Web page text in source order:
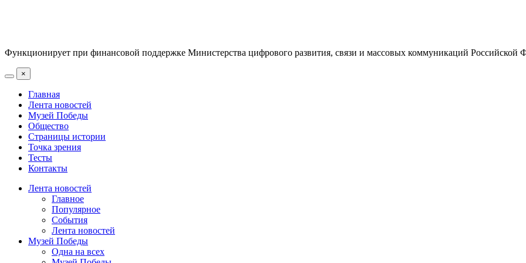
Функционирует при финансовой поддержке Министерства цифрового развития, связи и массовых коммуникаций Российской
×
Главная
Лента новостей
Музей Победы
Общество
Страницы истории
Точка зрения
Тесты
Контакты
Лента новостей
Главное
Популярное
События
Лента новостей
Музей Победы
Одна на всех